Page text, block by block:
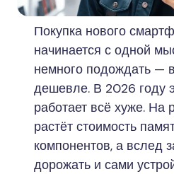
Покупка нового
начинается с одной
немного подождать —
дешевле. В 2026 году
работает всё хуже. На
растёт стоимость
компонентов, а вслед
дорожать и сами